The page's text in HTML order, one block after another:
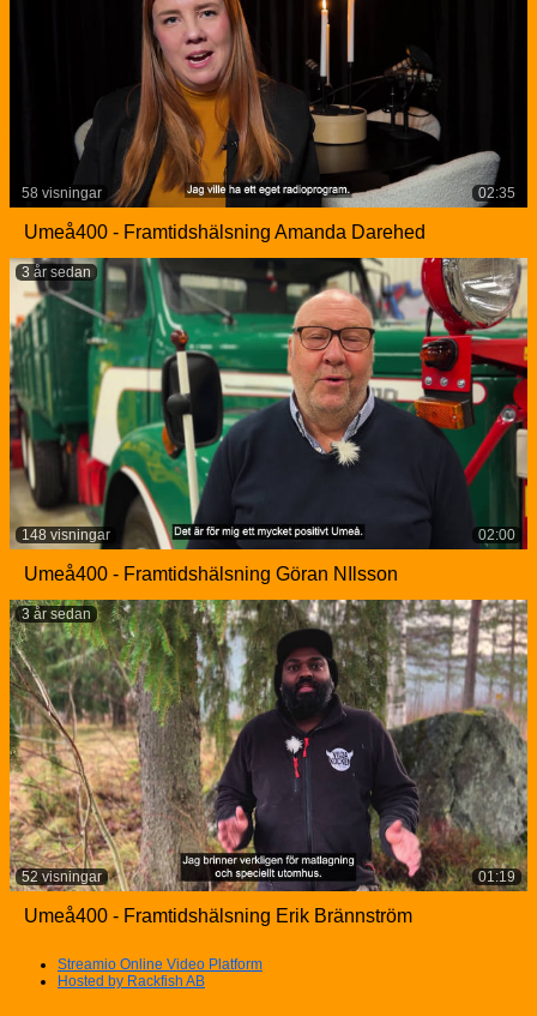
02:35
58 visningar
Umeå400 - Framtidshälsning Amanda Darehed
02:00
148 visningar
3 år sedan
Umeå400 - Framtidshälsning Göran NIlsson
01:19
52 visningar
3 år sedan
Umeå400 - Framtidshälsning Erik Brännström
Streamio Online Video Platform
Hosted by Rackfish AB